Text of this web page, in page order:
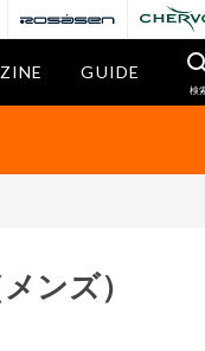
GUIDE
検
ンズ）